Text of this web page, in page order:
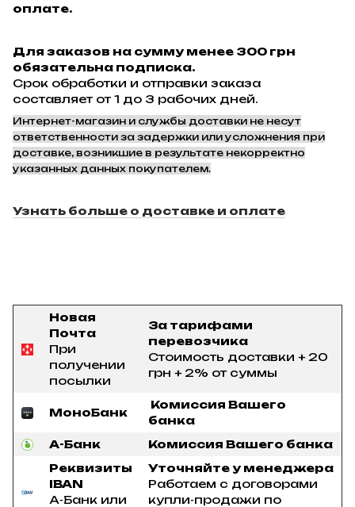
оплате.
Для заказов на сумму менее 300 грн
обязательна подписка.
Срок обработки и отправки заказа
составляет от 1 до 3 рабочих дней.
Интернет-магазин и службы доставки не несут
ответственности за задержки или усложнения при
доставке, возникшие в результате некорректно
указанных данных покупателем.
Узнать больше о доставке и оплате
Новая
Почта
При
получении
посылки
За тарифами
перевозчика
Стоимость доставки + 20
грн + 2% от суммы
МоноБанк
Комиссия Вашего
банка
А-Банк
Комиссия Вашего банка
Реквизиты
IBAN
А-Банк или
Уточняйте у менеджера
Работаем с договорами
купли-продажи по